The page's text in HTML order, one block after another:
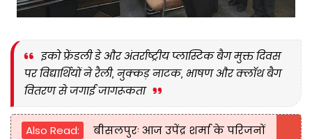
इको फ्रेंडली डे और अंतर्राष्ट्रीय प्लास्टिक बैग मुक्त दिवस
पर विद्यार्थियों ने रैली, नुक्कड़ नाटक, भाषण और क्लॉथ बैग
वितरण से जगाई जागरूकता
Also Read:
बीसलपुरः आज उपेंद्र शर्मा के परिजनों